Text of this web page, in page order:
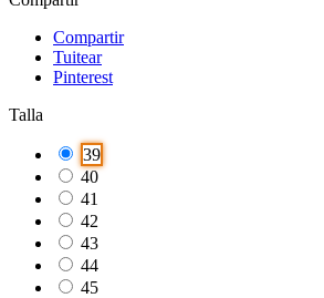
Compartir
Tuitear
Pinterest
Talla
39
40
41
42
43
44
45